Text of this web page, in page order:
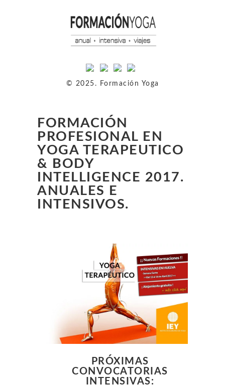
© 2025. Formación Yoga
FORMACIÓN
PROFESIONAL EN
YOGA TERAPEUTICO
& BODY
INTELLIGENCE 2017.
ANUALES E
INTENSIVOS.
PRÓXIMAS
CONVOCATORIAS
INTENSIVAS: